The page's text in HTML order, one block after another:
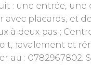
: une entrée,
avec placards, et
à deux pas ;
ravalement et
au : 0782967802.